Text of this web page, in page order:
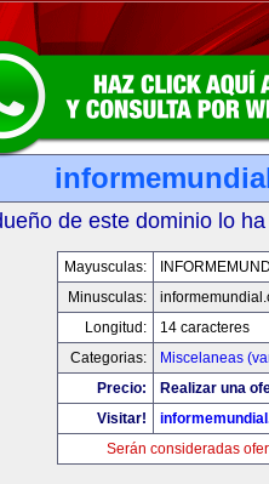
de este dominio lo
Mayusculas:
Minusculas:
Longitud:
14 caracteres
Categorias:
Miscelaneas
Precio:
Realizar una
Visitar!
Serán consideradas